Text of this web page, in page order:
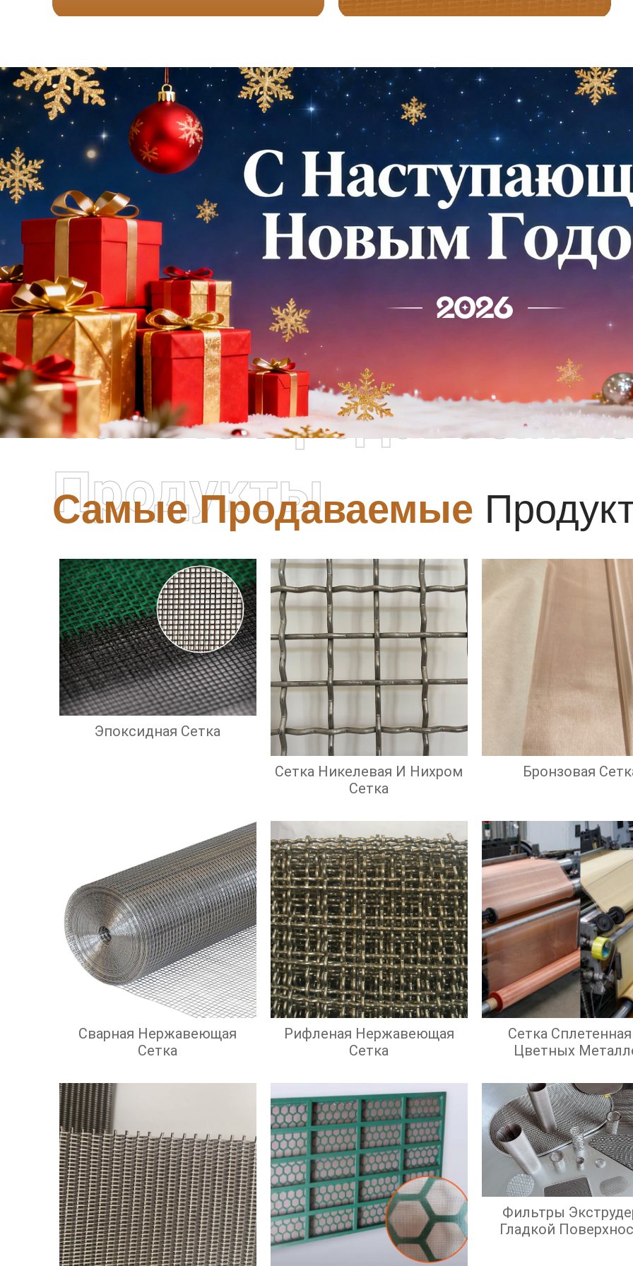
Самые Продаваемые
Самые Продаваемые
Продукты
Эпоксидная Сетка
Сетка Никелевая И Нихром
Сетка
Бронзовая
Сварная Нержавеющая
Сетка
Рифленая Нержавеющая
Сетка
Сетка
Цветных
Фильтры
Гладкой